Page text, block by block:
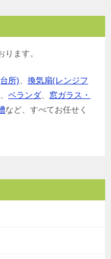
ります。
所)
換気扇(レンジフ
ベランダ
窓ガラス・
など、すべてお任せく